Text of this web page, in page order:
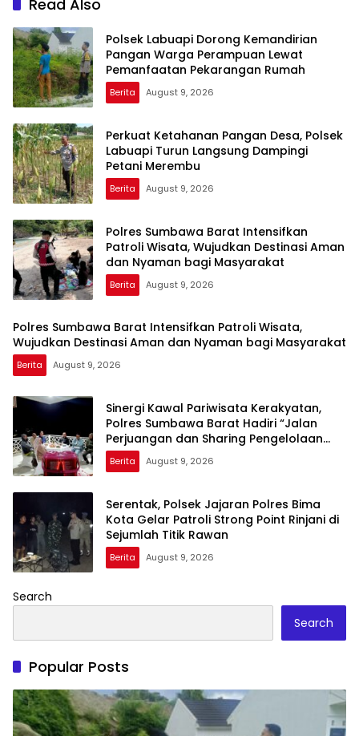
Read Also
Polsek Labuapi Dorong Kemandirian
Pangan Warga Perampuan Lewat
Pemanfaatan Pekarangan Rumah
Berita August 9, 2026
Perkuat Ketahanan Pangan Desa, Polsek
Labuapi Turun Langsung Dampingi
Petani Merembu
Berita August 9, 2026
Polres Sumbawa Barat Intensifkan
Patroli Wisata, Wujudkan Destinasi Aman
dan Nyaman bagi Masyarakat
Berita August 9, 2026
Polres Sumbawa Barat Intensifkan Patroli Wisata,
Wujudkan Destinasi Aman dan Nyaman bagi Masyarakat
Berita August 9, 2026
Sinergi Kawal Pariwisata Kerakyatan,
Polres Sumbawa Barat Hadiri “Jalan
Perjuangan dan Sharing Pengelolaan
Pariwisata Bendungan Tiu Suntuk”
Berita August 9, 2026
Serentak, Polsek Jajaran Polres Bima
Kota Gelar Patroli Strong Point Rinjani di
Sejumlah Titik Rawan
Berita August 9, 2026
Search
Search
Popular Posts